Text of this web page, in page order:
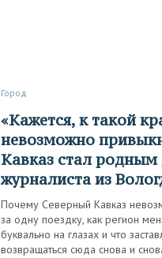
Город
«Кажется, к такой красоте
невозможно
Кавказ стал родным
журналиста из
Почему Северный Кавказ
за одну поездку, как регион
буквально на глазах и что
возвращаться сюда снова и